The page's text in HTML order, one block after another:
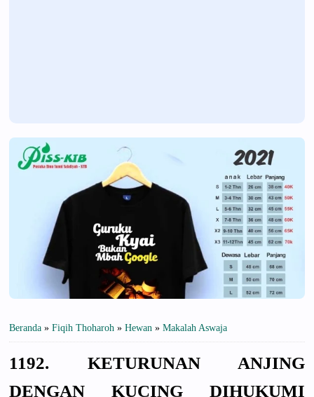
Beranda » Fiqih Thoharoh » Hewan » Makalah Aswaja
1192. KETURUNAN ANJING
DENGAN KUCING DIHUKUMI